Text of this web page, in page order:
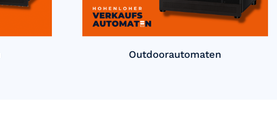
Outdoorautomaten